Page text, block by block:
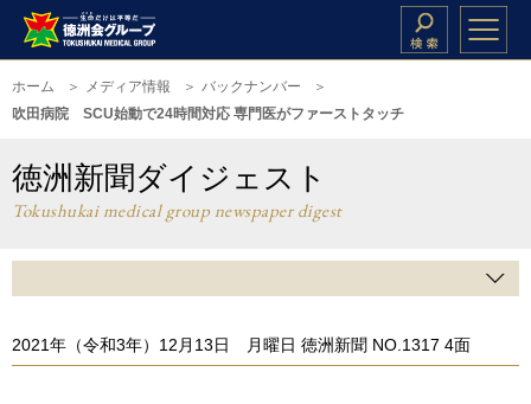
ホーム メディア情報
バックナンバー
吹田病院 SCU始動で24時間対応 専門医がファーストタッチ
徳洲新聞ダイジェスト
Tokushukai medical group newspaper digest
2021年（令和3年）12月13日 月曜日 徳洲新聞 NO.1317 4面